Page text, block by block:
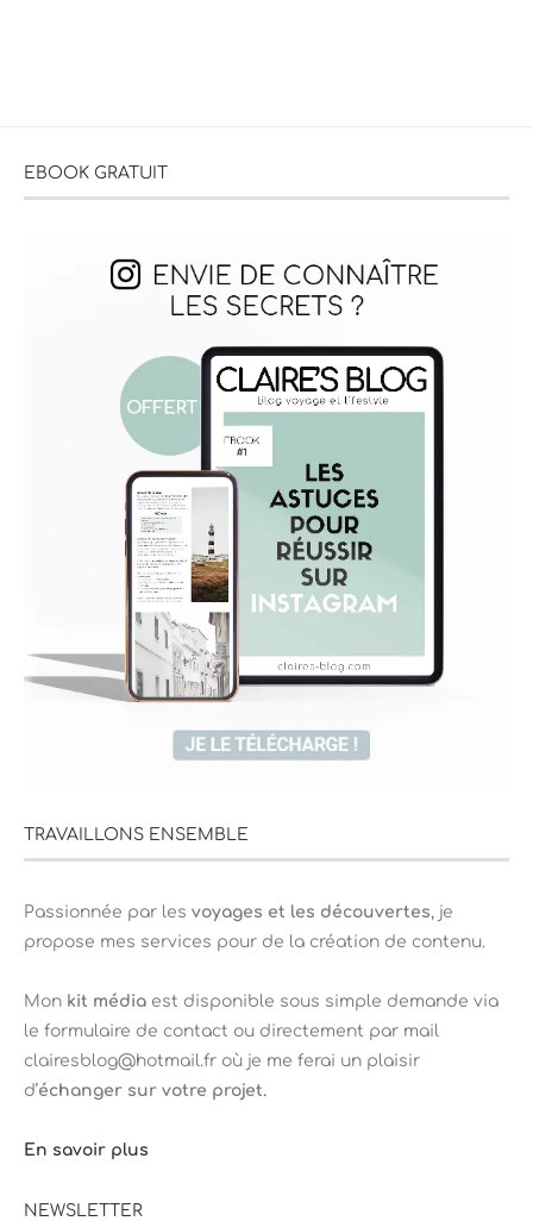
EBOOK GRATUIT
TRAVAILLONS ENSEMBLE
Passionnée par les voyages et les découvertes, je
propose mes services pour de la création de contenu.
Mon kit média est disponible sous simple demande via
le formulaire de contact ou directement par mail
clairesblog@hotmail.fr où je me ferai un plaisir
d’échanger sur votre projet.
En savoir plus
NEWSLETTER